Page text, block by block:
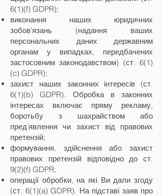
6(1)(f) GDPR);
виконання наших юридичних
зобов’язань (надання ваших
персональних даних державним
органам у випадках, передбачених
застосовним законодавством) (ст. 6(1)
(c) GDPR);
захист наших законних інтересів (ст.
6(1)(b) GDPR). Обробка в законних
інтересах включає пряму рекламу,
боротьбу з шахрайством або
пред’явлення чи захист від правових
претензій;
формування, здійснення або захист
правових претензій відповідно до ст.
9(2)(f) GDPR;
операції обробки, на які Ви дали згоду
(ст. 6(1)(a) GDPR). На підставі заяв про